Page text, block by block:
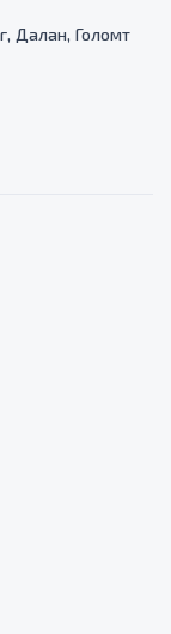
Далан, Голомт